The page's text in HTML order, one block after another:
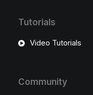
Tutorials
Video Tutorials
Community